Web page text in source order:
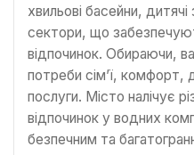
хвильові басейни,
сектори, що
відпочинок. Обираючи,
потреби сім’ї, комфорт,
послуги. Місто налічує
відпочинок у водних
безпечним та